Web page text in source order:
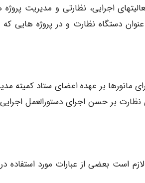
اجرایی، نظارتی و مدیریت پروژه
دستگاه نظارت و در پروژه هایی که
بر عهده اعضای ستاد کمیته
بر حسن اجرای دستورالعمل
است بعضی از عبارات مورد استفاده